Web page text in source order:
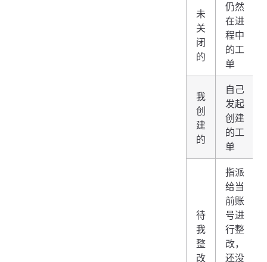
未
关
闭
的
仍然
在进
程中
的工
单
我
创
建
的
自己
发起
创建
的工
单
待
我
整
改
指派
给当
前账
号进
行整
改，
还没